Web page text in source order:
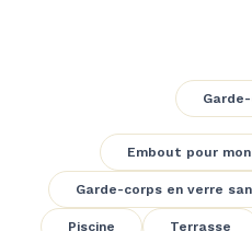
Embout pour
Garde-corps en verre
Piscine Terrasse